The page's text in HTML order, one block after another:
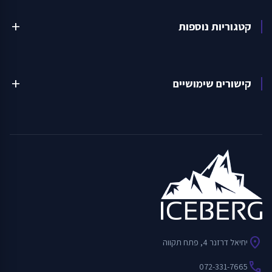
קטגוריות נוספות add
קישורים שימושיים add
location_on יחיאל דרזנר 4, פתח תקווה
call
072-331-7665